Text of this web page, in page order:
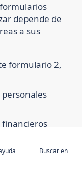
depende de
a sus
formulario 2,
financieros
y
Buscar en